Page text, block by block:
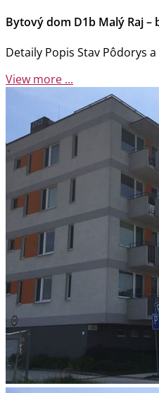
Bytový dom D1b Malý Raj –
Detaily Popis Stav Pôdorys
View more ...